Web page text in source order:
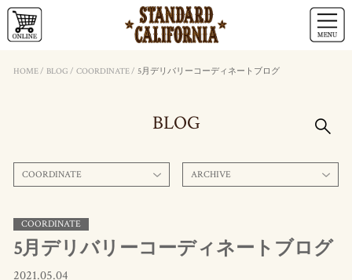
HOME/ BLOG / COORDINATE/ 5月デリバリーコーディネートブログ
BLOG
COORDINATE ARCHIVE
COORDINATE
5月デリバリーコーディネートブログ
2021.05.04